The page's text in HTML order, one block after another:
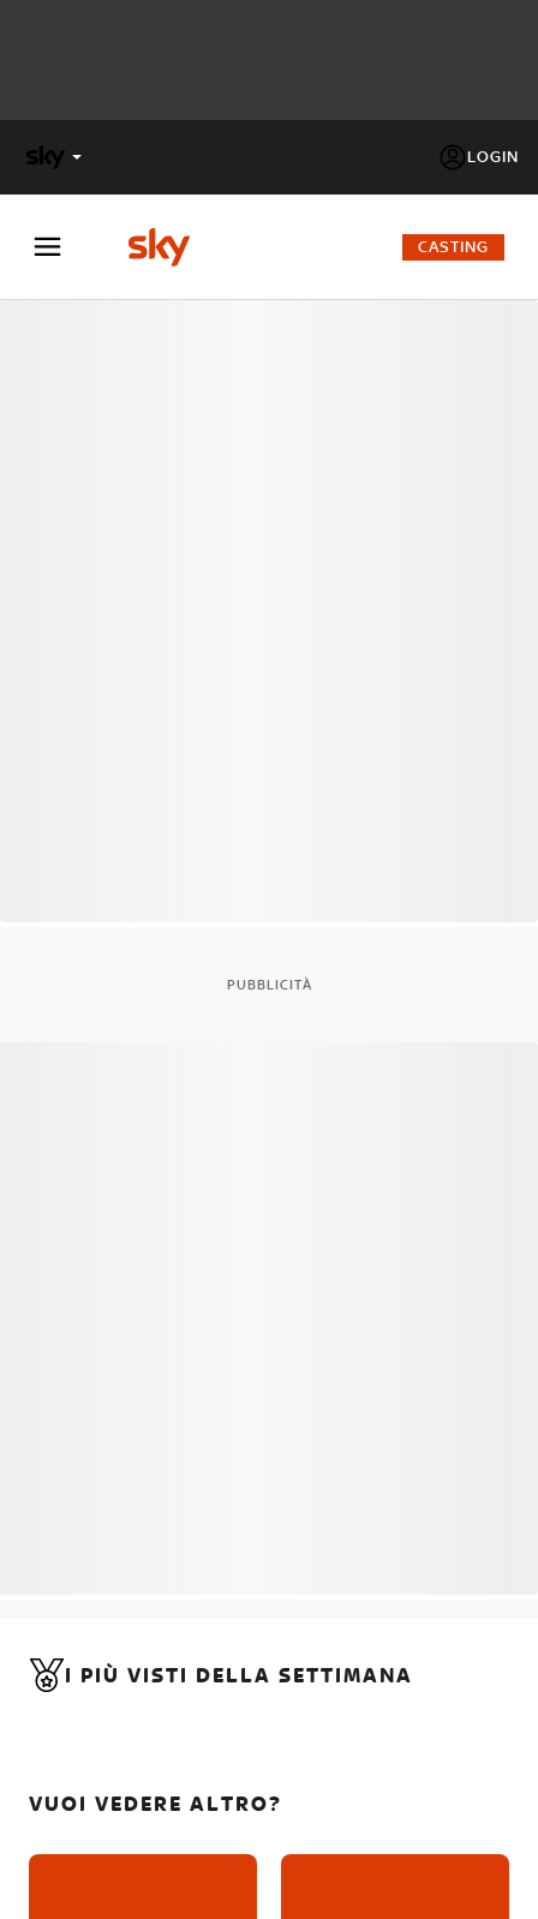
LOGIN
FACTOR
CASTING
PUBBLICITÀ
I PIÙ VISTI DELLA SETTIMANA
VUOI VEDERE ALTRO?